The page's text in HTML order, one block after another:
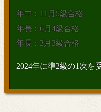
年中：11月5級合格
年長：6月4級合格
年長：3月3級合格
2024年に準2級の1次を